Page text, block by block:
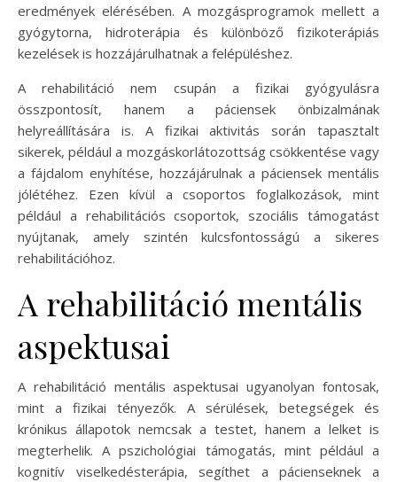
eredmények elérésében. A mozgásprogramok mellett a
gyógytorna, hidroterápia és különböző fizikoterápiás
kezelések is hozzájárulhatnak a felépüléshez.
A rehabilitáció nem csupán a fizikai gyógyulásra
összpontosít, hanem a páciensek önbizalmának
helyreállítására is. A fizikai aktivitás során tapasztalt
sikerek, például a mozgáskorlátozottság csökkentése vagy
a fájdalom enyhítése, hozzájárulnak a páciensek mentális
jólétéhez. Ezen kívül a csoportos foglalkozások, mint
például a rehabilitációs csoportok, szociális támogatást
nyújtanak, amely szintén kulcsfontosságú a sikeres
rehabilitációhoz.
A rehabilitáció mentális
aspektusai
A rehabilitáció mentális aspektusai ugyanolyan fontosak,
mint a fizikai tényezők. A sérülések, betegségek és
krónikus állapotok nemcsak a testet, hanem a lelket is
megterhelik. A pszichológiai támogatás, mint például a
kognitív viselkedésterápia, segíthet a pácienseknek a